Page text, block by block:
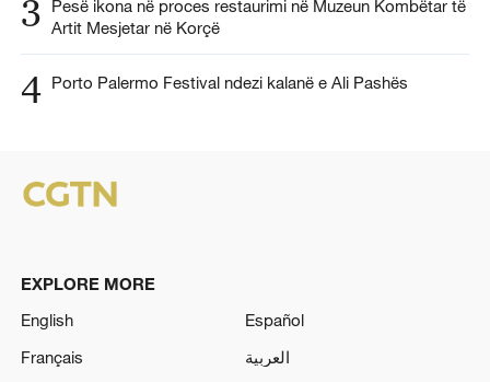
3
Pesë ikona në proces restaurimi në Muzeun Kombëtar të
Artit Mesjetar në Korçë
4 Porto Palermo Festival ndezi kalanë e Ali Pashës
EXPLORE MORE
English
Español
Français
العربية